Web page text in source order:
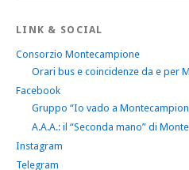
LINK & SOCIAL
Consorzio Montecampione
Orari bus e coincidenze da e per
Facebook
Gruppo “Io vado a
A.A.A.: il “Seconda mano” di
Instagram
Telegram